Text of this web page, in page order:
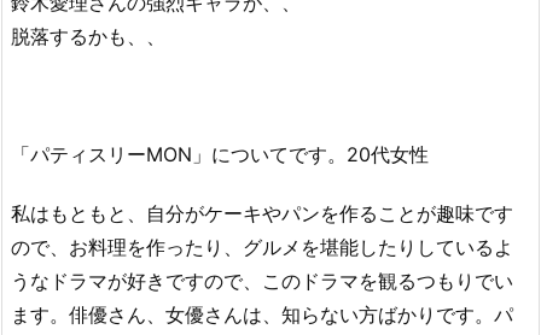
脱落するかも、、
「パティスリーMON」についてです。20代女性
私はもともと、自分がケーキやパンを作ることが趣味です
ので、お料理を作ったり、グルメを堪能したりしているよ
うなドラマが好きですので、このドラマを観るつもりでい
ます。俳優さん、女優さんは、知らない方ばかりです。パ